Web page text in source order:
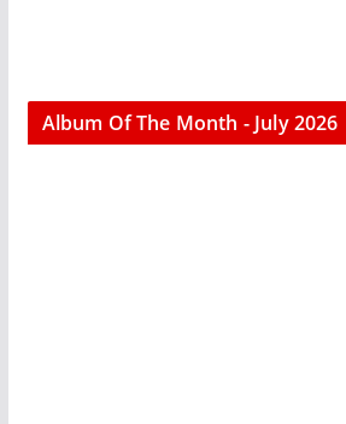
Album Of The Month - July 2026